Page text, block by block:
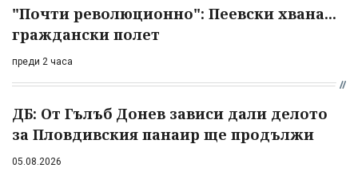
"Почти революционно": Пеевски хвана...
граждански полет
преди 2 часа
ДБ: От Гълъб Донев зависи дали делото
за Пловдивския панаир ще продължи
05.08.2026